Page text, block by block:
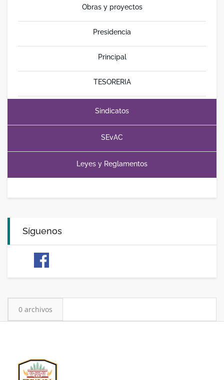
Obras y proyectos
Presidencia
Principal
TESORERIA
Sindicatos
SEvAC
Leyes y Reglamentos
Síguenos
0 archivos